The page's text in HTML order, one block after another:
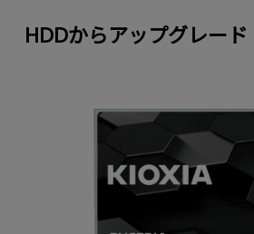
HDDからアップグレード